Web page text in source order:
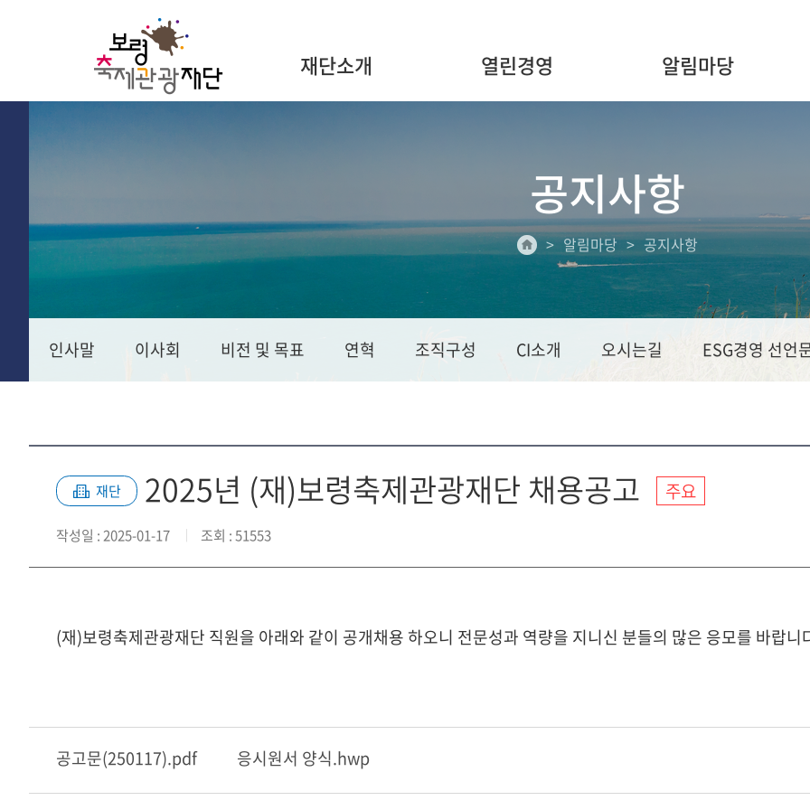
재단소개 열린경영 알림마당
공지사항
알림마당 공지사항
인사말 이사회 비전 및 목표 연혁 조직구성 CI소개 오시는길 ESG경영 선언
재단 2025년 (재)보령축제관광재단 채용공고 주요
작성일 : 2025-01-17 조회 : 51553
(재)보령축제관광재단 직원을 아래와 같이 공개채용 하오니 전문성과 역량을 지니신 분들의 많은 응모를 바랍니
공고문(250117).pdf 응시원서 양식.hwp